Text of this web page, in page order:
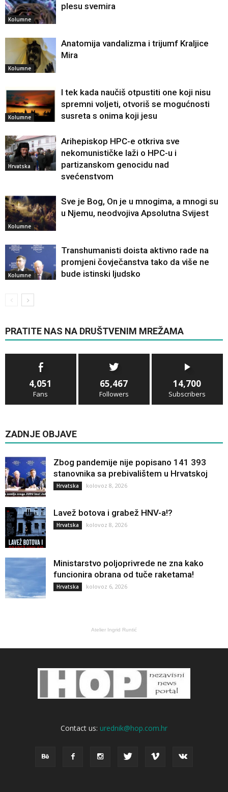
Kolumne
plesu svemira
Kolumne
Anatomija vandalizma i trijumf Kraljice
Mira
Kolumne
I tek kada naučiš otpustiti one koji nisu
spremni voljeti, otvoriš se mogućnosti
susreta s onima koji jesu
Hrvatska
Arihepiskop HPC-e otkriva sve
nekomunističke laži o HPC-u i
partizanskom genocidu nad
svećenstvom
Kolumne
Sve je Bog, On je u mnogima, a mnogi su
u Njemu, neodvojiva Apsolutna Svijest
Kolumne
Transhumanisti doista aktivno rade na
promjeni čovječanstva tako da više ne
bude istinski ljudsko
PRATITE NAS NA DRUŠTVENIM MREŽAMA
4,051
Fans
65,467
Followers
14,700
Subscribers
ZADNJE OBJAVE
Zbog pandemije nije popisano 141 393
stanovnika sa prebivalištem u Hrvatskoj
Hrvatska kolovoz 8, 2026
Lavež botova i grabež HNV-a!?
Hrvatska kolovoz 8, 2026
Ministarstvo poljoprivrede ne zna kako
funcionira obrana od tuče raketama!
Hrvatska kolovoz 6, 2026
Atelier Ingrid Runtić
Contact us: urednik@hop.com.hr